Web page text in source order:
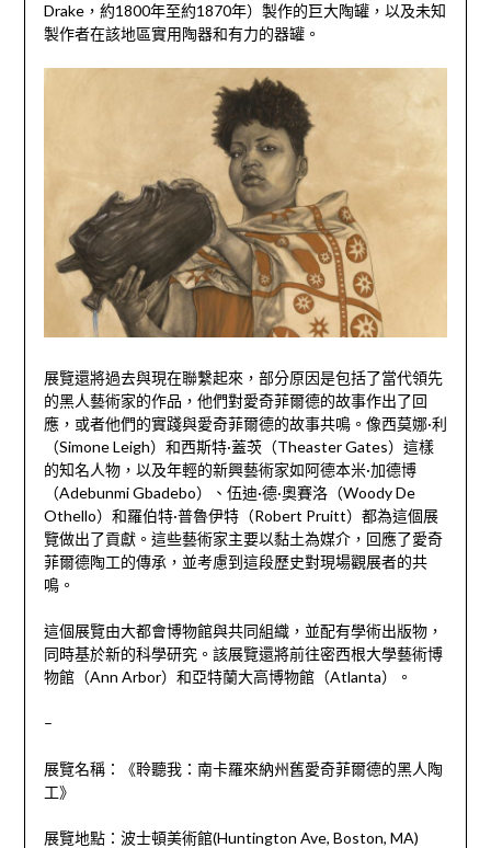
Drake，約1800年至約1870年）製作的巨大陶罐，以及未知
製作者在該地區實用陶器和有力的器罐。
展覽還將過去與現在聯繫起來，部分原因是包括了當代領先
的黑人藝術家的作品，他們對愛奇菲爾德的故事作出了回
應，或者他們的實踐與愛奇菲爾德的故事共鳴。像西莫娜·利
（Simone Leigh）和西斯特·蓋茨（Theaster Gates）這樣
的知名人物，以及年輕的新興藝術家如阿德本米·加德博
（Adebunmi Gbadebo）、伍迪·德·奧賽洛（Woody De
Othello）和羅伯特·普魯伊特（Robert Pruitt）都為這個展
覽做出了貢獻。這些藝術家主要以黏土為媒介，回應了愛奇
菲爾德陶工的傳承，並考慮到這段歷史對現場觀展者的共
鳴。
這個展覽由大都會博物館與共同組織，並配有學術出版物，
同時基於新的科學研究。該展覽還將前往密西根大學藝術博
物館（Ann Arbor）和亞特蘭大高博物館（Atlanta）。
–
展覽名稱：
《聆聽我：南卡羅來納州舊愛奇菲爾德的黑人陶
工》
展覽地點： 波士頓美術館(Huntington Ave, Boston, MA)